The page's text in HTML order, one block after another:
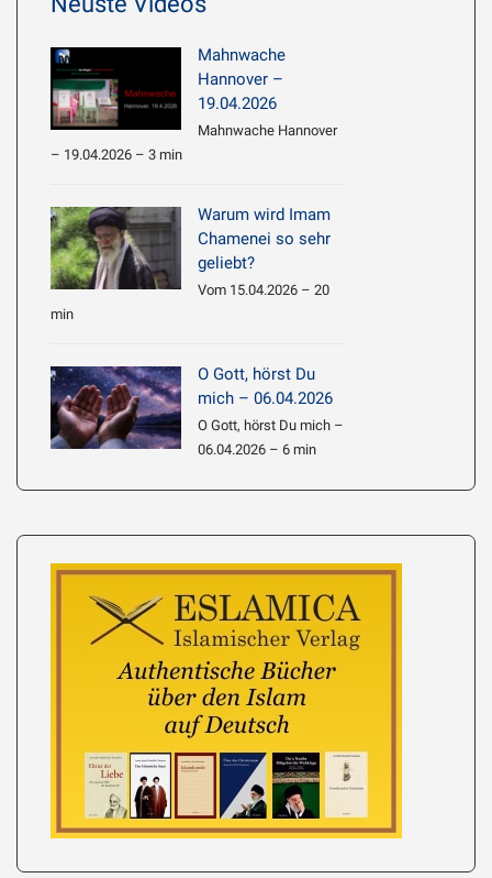
Mahnwache
Hannover –
19.04.2026
Mahnwache Hannover
– 19.04.2026 – 3 min
Warum wird Imam
Chamenei so sehr
geliebt?
Vom 15.04.2026 – 20
min
O Gott, hörst Du
mich – 06.04.2026
O Gott, hörst Du mich –
06.04.2026 – 6 min